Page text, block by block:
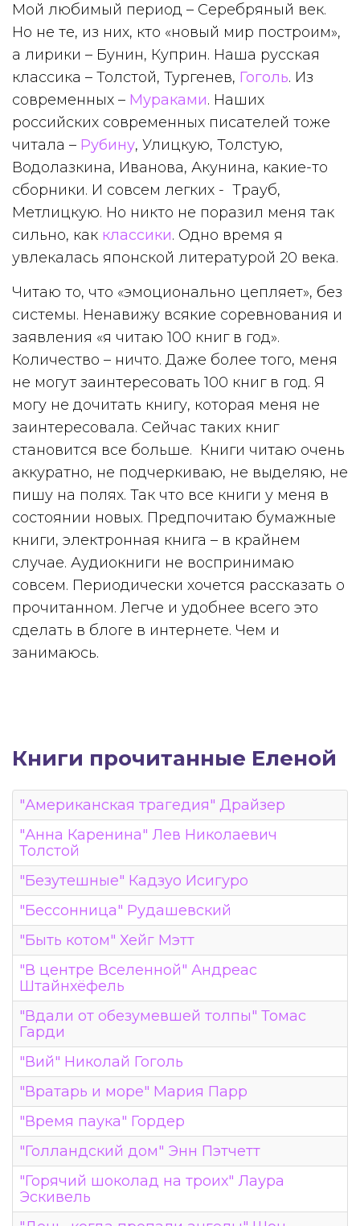
Мой любимый период – Серебряный век.
Но не те, из них, кто «новый мир построим»,
а лирики – Бунин, Куприн. Наша русская
классика – Толстой, Тургенев, Гоголь. Из
современных – Мураками. Наших
российских современных писателей тоже
читала – Рубину, Улицкую, Толстую,
Водолазкина, Иванова, Акунина, какие-то
сборники. И совсем легких - Трауб,
Метлицкую. Но никто не поразил меня так
сильно, как классики. Одно время я
увлекалась японской литературой 20 века.
Читаю то, что «эмоционально цепляет», без
системы. Ненавижу всякие соревнования и
заявления «я читаю 100 книг в год».
Количество – ничто. Даже более того, меня
не могут заинтересовать 100 книг в год. Я
могу не дочитать книгу, которая меня не
заинтересовала. Сейчас таких книг
становится все больше. Книги читаю очень
аккуратно, не подчеркиваю, не выделяю, не
пишу на полях. Так что все книги у меня в
состоянии новых. Предпочитаю бумажные
книги, электронная книга – в крайнем
случае. Аудиокниги не воспринимаю
совсем. Периодически хочется рассказать о
прочитанном. Легче и удобнее всего это
сделать в блоге в интернете. Чем и
занимаюсь.
Книги прочитанные Еленой
"Американская трагедия" Драйзер
"Анна Каренина" Лев Николаевич
Толстой
"Безутешные" Кадзуо Исигуро
"Бессонница" Рудашевский
"Быть котом" Хейг Мэтт
"В центре Вселенной" Андреас
Штайнхёфель
"Вдали от обезумевшей толпы" Томас
Гарди
"Вий" Николай Гоголь
"Вратарь и море" Мария Парр
"Время паука" Гордер
"Голландский дом" Энн Пэтчетт
"Горячий шоколад на троих" Лаура
Эскивель